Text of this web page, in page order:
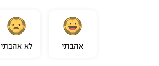
אהבתי לא אהבתי